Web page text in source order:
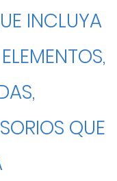
INCLUYA
QUE